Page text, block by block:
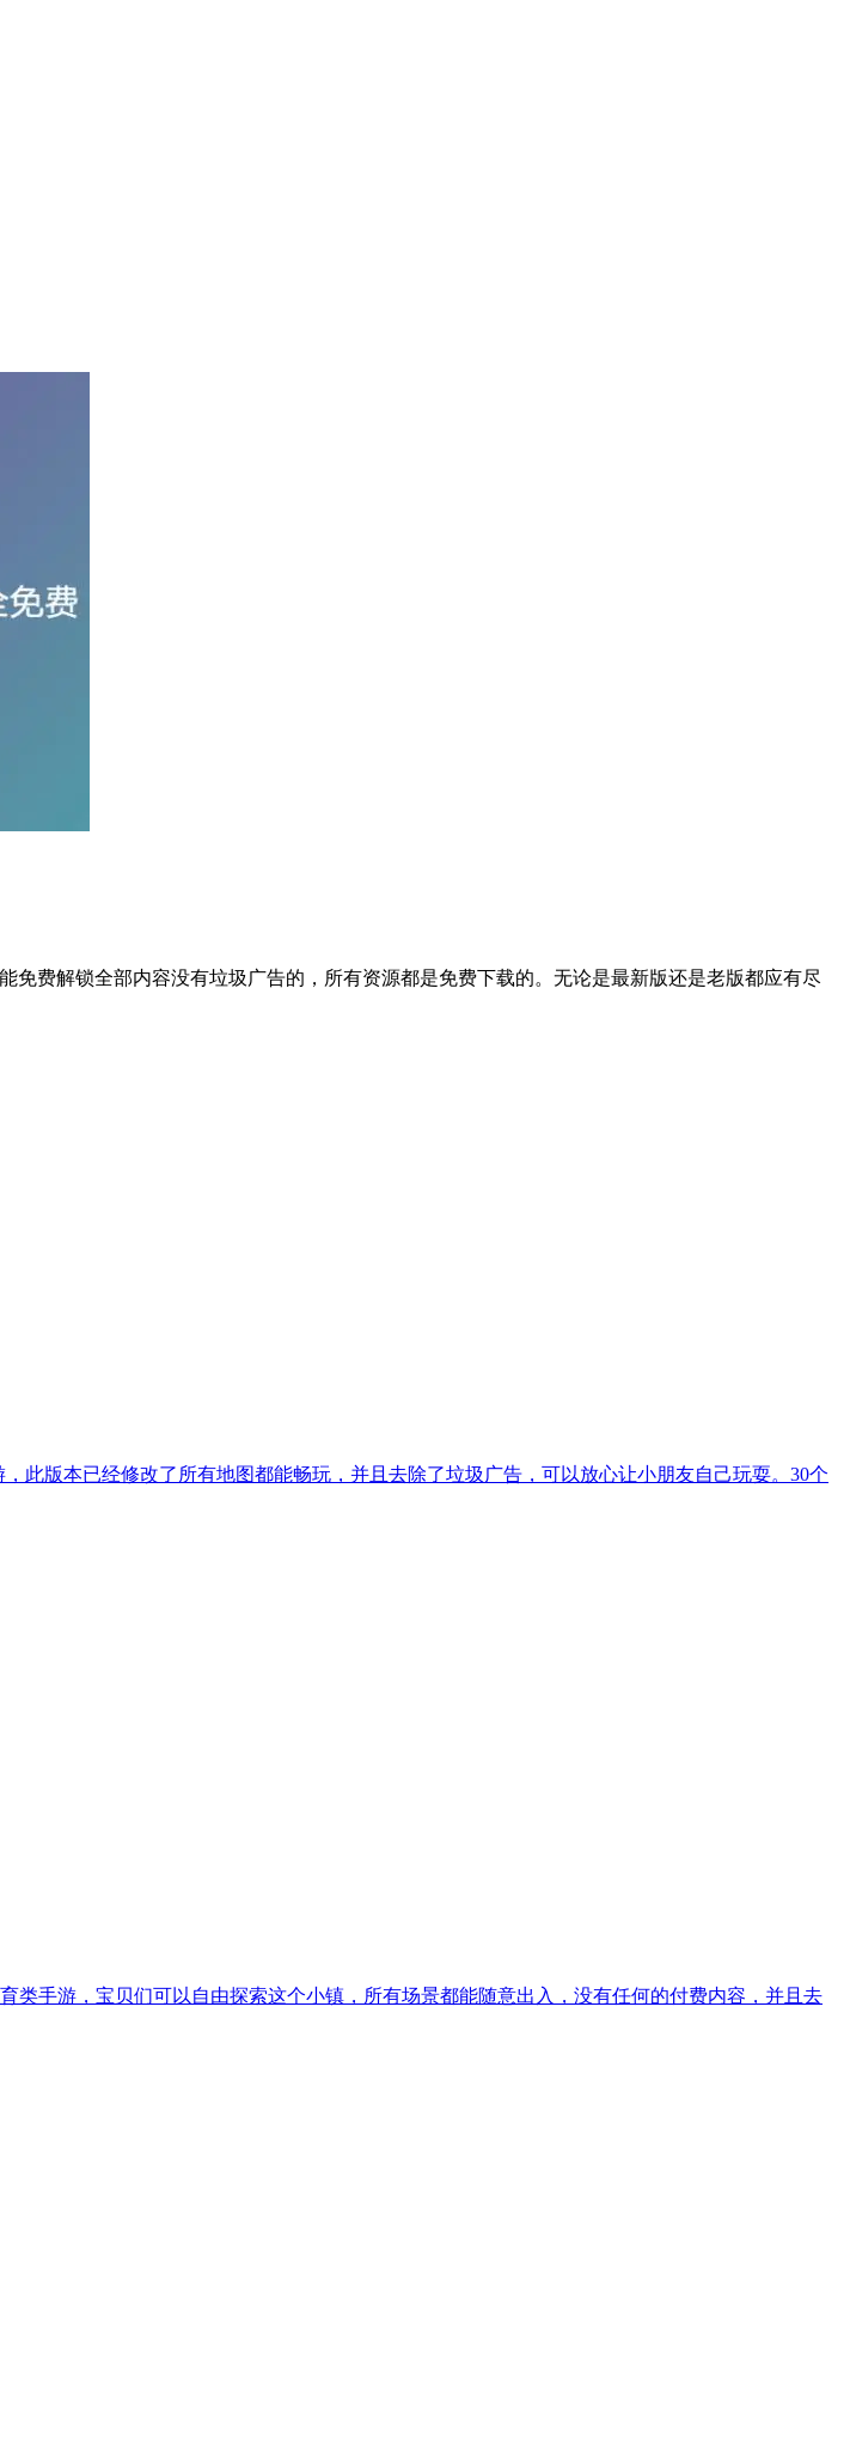
费解锁全部内容没有垃圾广告的，所有资源都是免费下载的。无论是最新版还是老版都应有尽
此版本已经修改了所有地图都能畅玩，并且去除了垃圾广告，可以放心让小朋友自己玩耍。30个
类手游，宝贝们可以自由探索这个小镇，所有场景都能随意出入，没有任何的付费内容，并且去